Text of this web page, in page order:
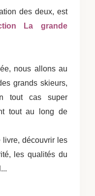
des deux, est
La grande
nous allons au
grands skieurs,
tout cas super
tout au long de
livre, découvrir les
les qualités du